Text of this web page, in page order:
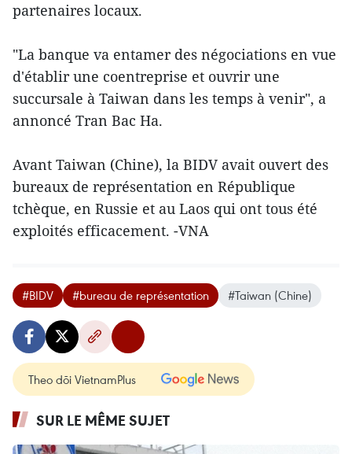
partenaires locaux.
"La banque va ​entamer des négociations en vue
d'établir une ​coentreprise et ouvrir une
succursale à Taiwan dans les temps à venir", a
annoncé Tran Bac Ha.
Avant Taiwan (Chine), la BIDV avait ouvert des
bureaux de représentation en République
tchèque, en Russie et au Laos qui ont tous été
exploités efficacement. -VNA
#BIDV #bureau de représentation #Taiwan (Chine)
Theo dõi VietnamPlus
SUR LE MÊME SUJET